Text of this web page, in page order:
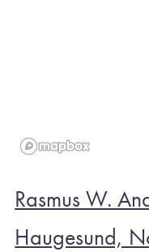
Rasmus W.
Haugesund,